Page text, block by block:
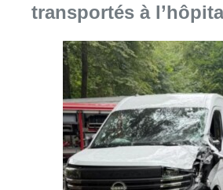
transportés à